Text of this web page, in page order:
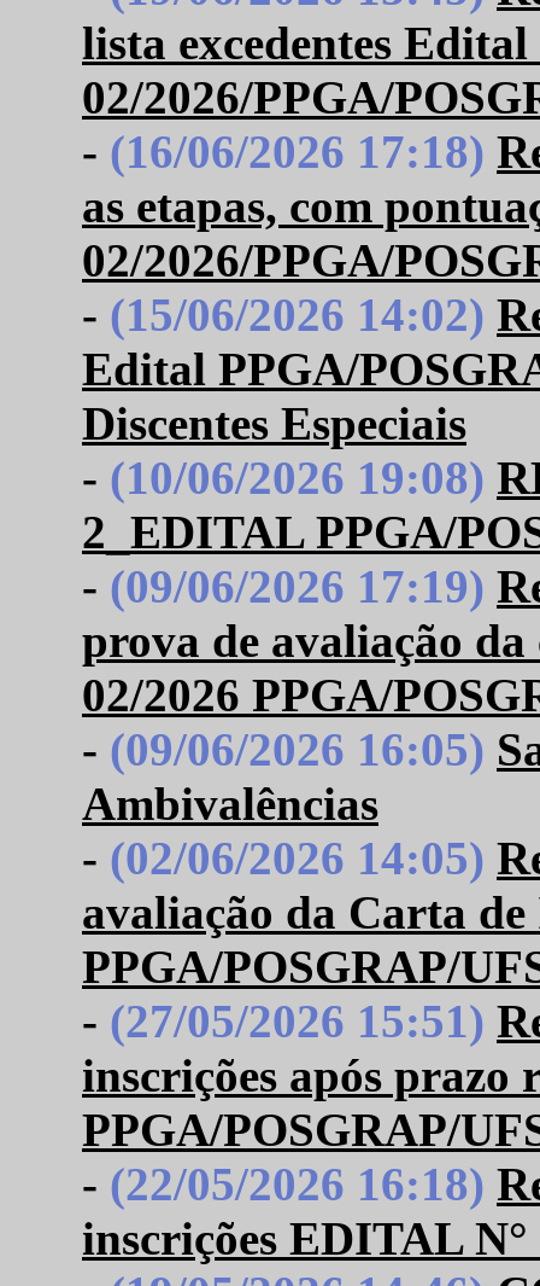
lista excedentes Edital
02/2026/PPGA/
- (16/06/2026 17:18)
as etapas, com
02/2026/PPGA/
- (15/06/2026 14:02)
Edital PPGA/
Discentes Especiais
- (10/06/2026 19:08)
2_EDITAL PPGA/
- (09/06/2026 17:19)
prova de avaliação da
02/2026 PPGA/
- (09/06/2026 16:05)
Ambivalências
- (02/06/2026 14:05)
avaliação da Carta
PPGA/POSGRAP/
- (27/05/2026 15:51)
inscrições após prazo
PPGA/POSGRAP/
- (22/05/2026 16:18)
inscrições EDITAL